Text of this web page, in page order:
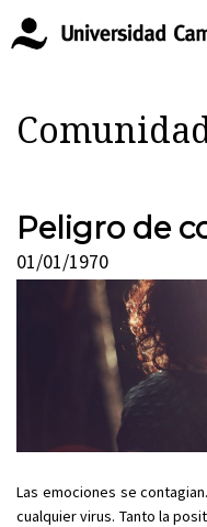
Peligro de
01/01/1970
Las emociones se
cualquier virus. Tanto la